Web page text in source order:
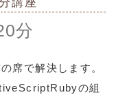
分
席で解決します。
の組